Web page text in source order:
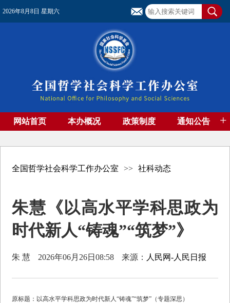
2026年8月8日 星期六
网站首页 本办概况 政策制度 通知公告 +
全国哲学社会科学工作办公室 >> 社科动态
朱慧《以高水平学科思政为
时代新人“铸魂”“筑梦”》
朱 慧 2026年06月26日08:58 来源： 人民网-人民日报
原标题：以高水平学科思政为时代新人“铸魂”“筑梦”（专题深思）